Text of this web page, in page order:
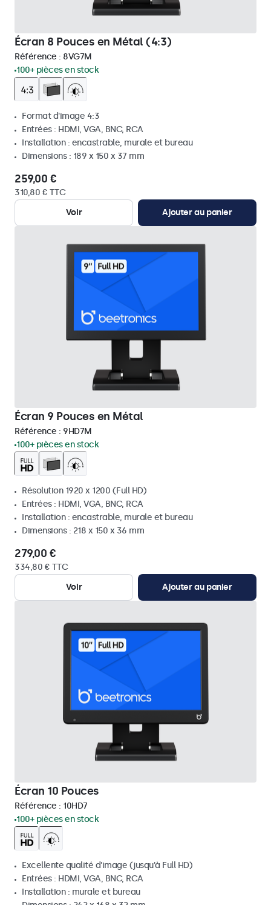
Écran 8 Pouces en Métal (4:3)
Référence : 8VG7M
100+ pièces en stock
Format d'image 4:3
Entrées : HDMI, VGA, BNC, RCA
Installation : encastrable, murale et bureau
Dimensions : 189 x 150 x 37 mm
259,00 €
310,80 € TTC
Voir
Ajouter au panier
Écran 9 Pouces en Métal
Référence : 9HD7M
100+ pièces en stock
Résolution 1920 x 1200 (Full HD)
Entrées : HDMI, VGA, BNC, RCA
Installation : encastrable, murale et bureau
Dimensions : 218 x 150 x 36 mm
279,00 €
334,80 € TTC
Voir
Ajouter au panier
Écran 10 Pouces
Référence : 10HD7
100+ pièces en stock
Excellente qualité d'image (jusqu'à Full HD)
Entrées : HDMI, VGA, BNC, RCA
Installation : murale et bureau